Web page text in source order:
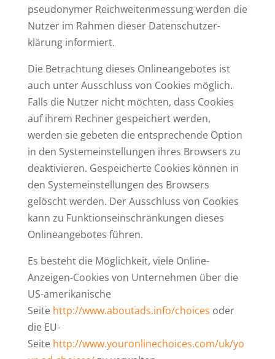
pseud­onymer Reich­wei­ten­messung werden die
Nutzer im Rahmen dieser Daten­schutz­er­
klärung informiert.
Die Betrachtung dieses Online­an­ge­botes ist
auch unter Aus­schluss von Cookies möglich.
Falls die Nutzer nicht möchten, dass Cookies
auf ihrem Rechner gespei­chert werden,
werden sie gebeten die ent­spre­chende Option
in den Sys­tem­ein­stel­lungen ihres Browsers zu
deak­ti­vieren. Gespei­cherte Cookies können in
den Sys­tem­ein­stel­lungen des Browsers
gelöscht werden. Der Aus­schluss von Cookies
kann zu Funk­ti­ons­ein­schrän­kungen dieses
Online­an­ge­botes führen.
Es besteht die Mög­lichkeit, viele Online-
Anzeigen-Cookies von Unter­nehmen über die
US-ame­ri­ka­nische
Seite http://www.aboutads.info/choices oder
die EU-
Seite http://www.youronlinechoices.com/uk/yo